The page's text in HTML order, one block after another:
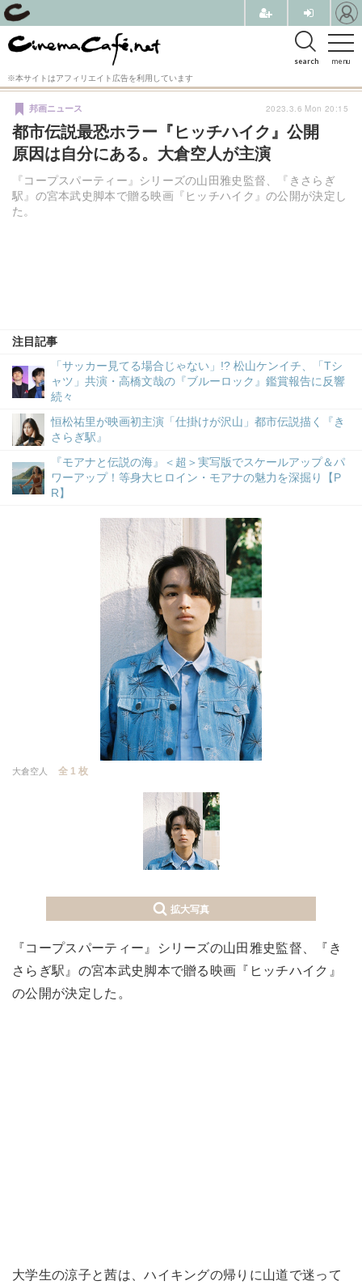
menu
search
※本サイトはアフィリエイト広告を利用しています
都市伝説最恐ホラー『ヒッチハイク』公開
原因は自分にある。大倉空人が主演
『コープスパーティー』シリーズの山田雅史監督、『きさらぎ
駅』の宮本武史脚本で贈る映画『ヒッチハイク』の公開が決定し
た。
邦画ニュース
注目記事
「サッカー見てる場合じゃない」!? 松山ケンイチ、「Tシ
ャツ」共演・高橋文哉の『ブルーロック』鑑賞報告に反響
続々
恒松祐里が映画初主演「仕掛けが沢山」都市伝説描く『き
さらぎ駅』
『モアナと伝説の海』＜超＞実写版でスケールアップ＆パ
ワーアップ！等身大ヒロイン・モアナの魅力を深掘り【P
R】
2023.3.6 Mon 20:15
大倉空人 全 1 枚
拡大写真
『コープスパーティー』シリーズの山田雅史監督、『き
さらぎ駅』の宮本武史脚本で贈る映画『ヒッチハイク』
の公開が決定した。
大学生の涼子と茜は、ハイキングの帰りに山道で迷って